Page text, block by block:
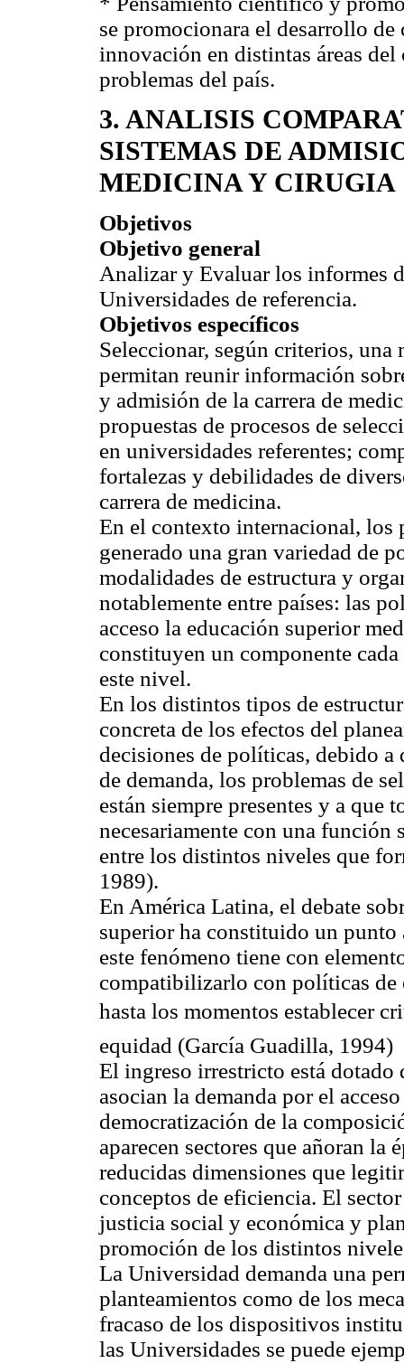
se promocionara el desarrollo
innovación en distintas áreas
problemas del país.
3. ANALISIS
SISTEMAS DE
MEDICINA Y CIRUGIA
Objetivos
Objetivo general
Analizar y Evaluar los informes
Universidades de referencia.
Objetivos específicos
Seleccionar, según criterios, una
permitan reunir información
y admisión de la carrera de
propuestas de procesos de
en universidades referentes;
fortalezas y debilidades de
carrera de medicina.
En el contexto internacional, los
generado una gran variedad de
modalidades de estructura y
notablemente entre países: las
acceso la educación superior
constituyen un componente
este nivel.
En los distintos tipos de
concreta de los efectos del
decisiones de políticas, debido
de demanda, los problemas de
están siempre presentes y a que
necesariamente con una
entre los distintos niveles que
1989).
En América Latina, el debate
superior ha constituido un
este fenómeno tiene con
compatibilizarlo con políticas de
hasta los momentos establecer
equidad (García Guadilla, 1994)
El ingreso irrestricto está dotado
asocian la demanda por el
democratización de la
aparecen sectores que añoran la
reducidas dimensiones que
conceptos de eficiencia. El
justicia social y económica y
promoción de los distintos
La Universidad demanda una
planteamientos como de los
fracaso de los dispositivos
las Universidades se puede